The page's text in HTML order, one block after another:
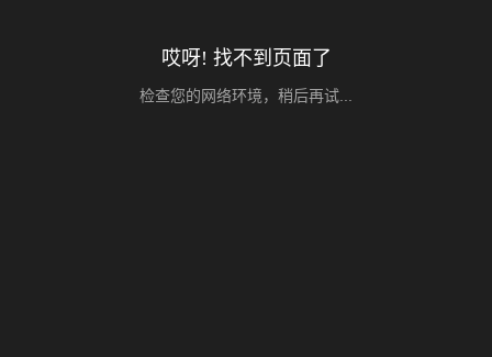
哎呀! 找不到页面了
检查您的网络环境，稍后再试...